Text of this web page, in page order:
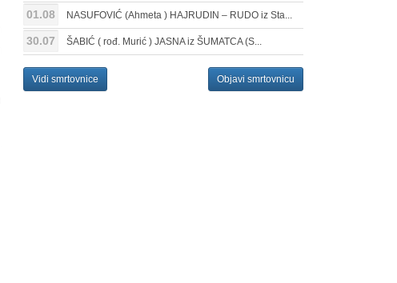
01.08 NASUFOVIĆ (Ahmeta ) HAJRUDIN – RUDO iz Sta...
30.07 ŠABIĆ ( rođ. Murić ) JASNA iz ŠUMATCA (S...
Vidi smrtovnice Objavi smrtovnicu